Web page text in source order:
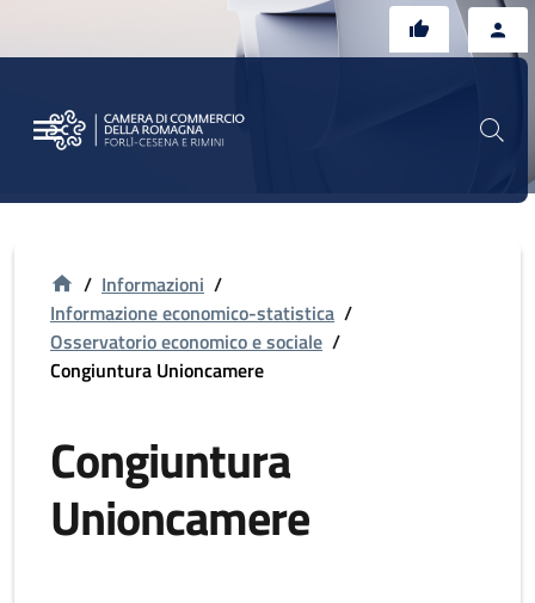
/ Informazioni /
Informazione economico-statistica /
Osservatorio economico e sociale /
Congiuntura Unioncamere
Congiuntura
Unioncamere